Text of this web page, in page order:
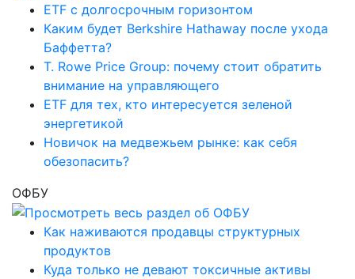
ETF с долгосрочным горизонтом
Каким будет Berkshire Hathaway после ухода
Баффетта?
T. Rowe Price Group: почему стоит обратить
внимание на управляющего
ETF для тех, кто интересуется зеленой
энергетикой
Новичок на медвежьем рынке: как себя
обезопасить?
ОФБУ
Как наживаются продавцы структурных
продуктов
Куда только не девают токсичные активы